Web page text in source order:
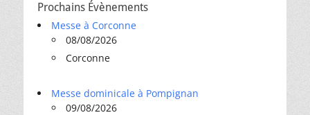
Prochains Évènements
Messe à Corconne
08/08/2026
Corconne
Messe dominicale à Pompignan
09/08/2026